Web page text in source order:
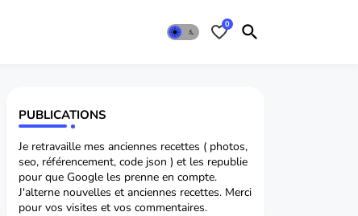
0
PUBLICATIONS
Je retravaille mes anciennes recettes ( photos,
seo, référencement, code json ) et les republie
pour que Google les prenne en compte.
J'alterne nouvelles et anciennes recettes. Merci
pour vos visites et vos commentaires.